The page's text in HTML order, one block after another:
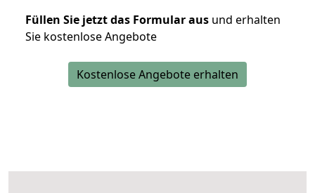
Füllen Sie jetzt das Formular aus und erhalten
Sie kostenlose Angebote
Kostenlose Angebote erhalten